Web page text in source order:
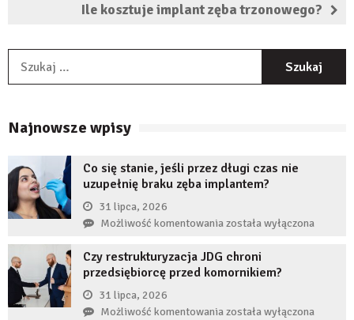
Ile kosztuje implant zęba trzonowego?
Najnowsze wpisy
Co się stanie, jeśli przez długi czas nie
uzupełnię braku zęba implantem?
31 lipca, 2026
Możliwość komentowaniaCo
stanie,
jeśli
długi
została wyłączona
Czy restrukturyzacja JDG chroni
przedsiębiorcę przed komornikiem?
31 lipca, 2026
Możliwość komentowaniaCzy
została wyłączona